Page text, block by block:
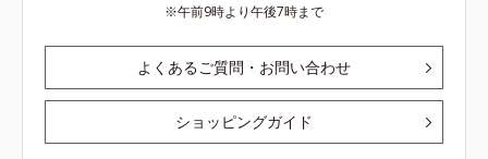
午前9時より午後7時まで
よくあるご質問・お問い合わせ
ショッピングガイド